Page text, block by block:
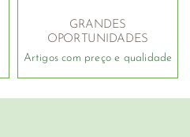
GRANDES
OPORTUNIDADES
Artigos com preço e qualidade